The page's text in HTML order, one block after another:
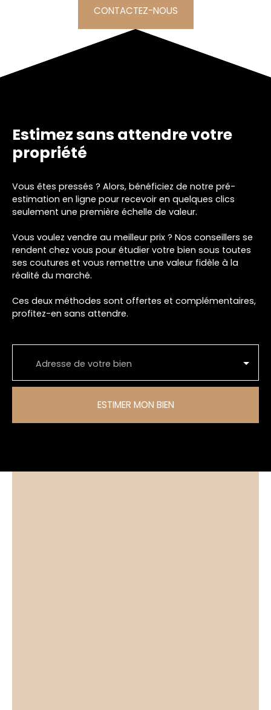
CONTACTEZ-NOUS
Estimez sans attendre votre
propriété
Vous êtes pressés ? Alors, bénéficiez de notre pré-
estimation en ligne pour recevoir en quelques clics
seulement une première échelle de valeur.
Vous voulez vendre au meilleur prix ? Nos conseillers se
rendent chez vous pour étudier votre bien sous toutes
ses coutures et vous remettre une valeur fidèle à la
réalité du marché.
Ces deux méthodes sont offertes et complémentaires,
profitez-en sans attendre.
Adresse de votre bien
ESTIMER MON BIEN